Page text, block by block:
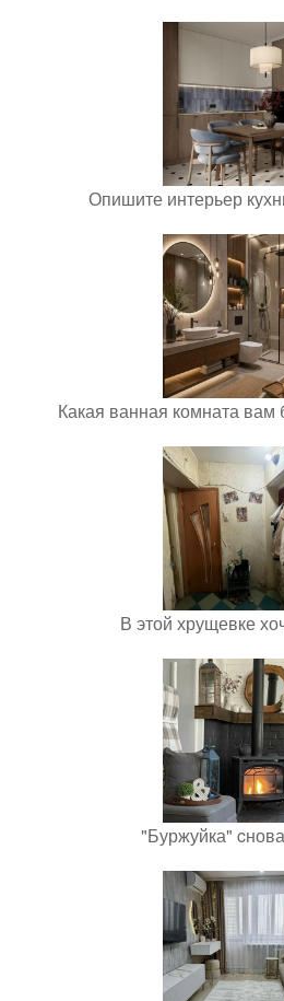
Опишите интерьер
Какая ванная комната вам
В этой хрущевке
"Буржуйка"